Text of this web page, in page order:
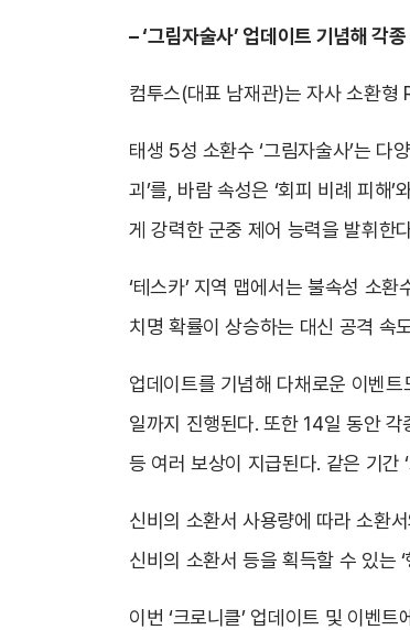
–‘그림자술사’ 업데이트 기념해 각
컴투스(대표 남재관)는 자사 소환형
태생 5성 소환수 ‘그림자술사’는 다
괴’를, 바람 속성은 ‘회피 비례 피해’
게 강력한 군중 제어 능력을 발휘한
‘테스카’ 지역 맵에서는 불속성 소
치명 확률이 상승하는 대신 공격 속
업데이트를 기념해 다채로운 이벤
일까지 진행된다. 또한 14일 동안
등 여러 보상이 지급된다. 같은 기간
신비의 소환서 사용량에 따라 소환
신비의 소환서 등을 획득할 수 있는
이번 ‘크로니클’ 업데이트 및 이벤